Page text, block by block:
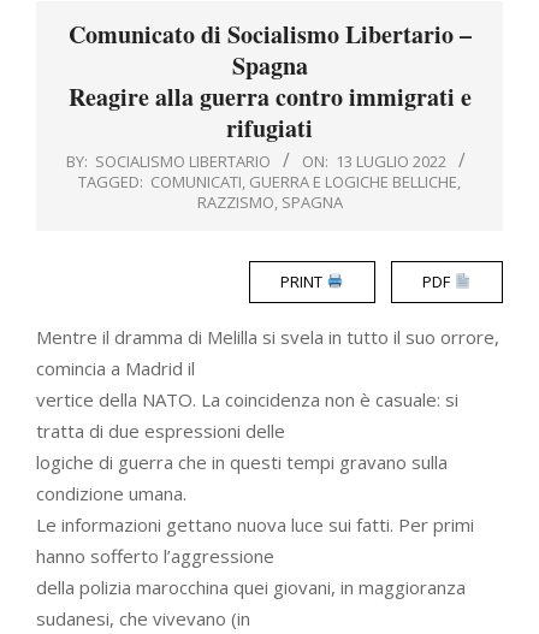
Comunicato di Socialismo Libertario –
Spagna
Reagire alla guerra contro immigrati e
rifugiati
BY: SOCIALISMO LIBERTARIO ON: 13 LUGLIO 2022
TAGGED: COMUNICATI, GUERRA E LOGICHE BELLICHE,
RAZZISMO, SPAGNA
PRINT PDF
Mentre il dramma di Melilla si svela in tutto il suo orrore,
comincia a Madrid il
vertice della NATO. La coincidenza non è casuale: si
tratta di due espressioni delle
logiche di guerra che in questi tempi gravano sulla
condizione umana.
Le informazioni gettano nuova luce sui fatti. Per primi
hanno sofferto l’aggressione
della polizia marocchina quei giovani, in maggioranza
sudanesi, che vivevano (in